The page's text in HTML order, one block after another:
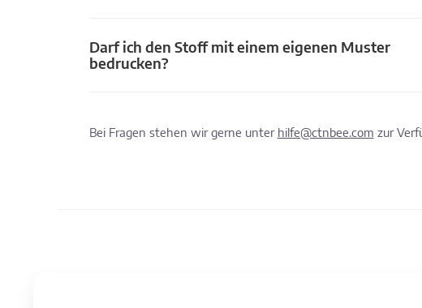
Darf ich den Stoff mit einem eigenen Muster
bedrucken?
Bei Fragen stehen wir gerne unter hilfe@ctnbee.com zur